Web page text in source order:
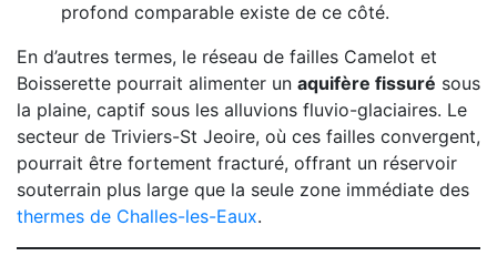
profond comparable existe de ce côté.
En d’autres termes, le réseau de failles Camelot et
Boisserette pourrait alimenter un aquifère fissuré sous
la plaine, captif sous les alluvions fluvio-glaciaires. Le
secteur de Triviers-St Jeoire, où ces failles convergent,
pourrait être fortement fracturé, offrant un réservoir
souterrain plus large que la seule zone immédiate des
thermes de Challes-les-Eaux.